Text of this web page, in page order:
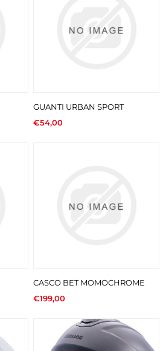
GUANTI URBAN SPORT
€54,00
CASCO BET MOMOCHROME
€199,00